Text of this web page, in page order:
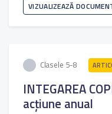
VIZUALIZEAZĂ
Clasele 5-8
INTEGAREA
acțiune anual